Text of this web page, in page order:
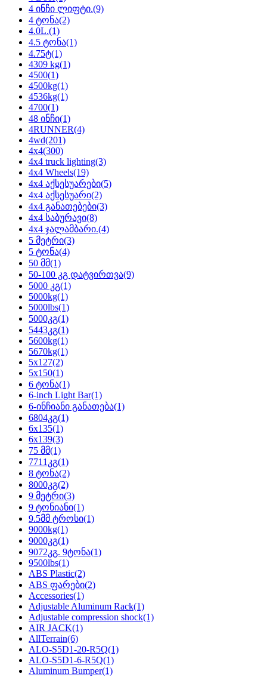
4 ინჩი ლიფტი.(9)
4 ტონა(2)
4.0L.(1)
4.5 ტონა(1)
4.75ტ(1)
4309 kg(1)
4500(1)
4500kg(1)
4536kg(1)
4700(1)
48 ინჩი(1)
4RUNNER(4)
4wd(201)
4x4(300)
4x4 truck lighting(3)
4x4 Wheels(19)
4x4 აქსესუარები(5)
4x4 აქსესუარი(2)
4x4 განათებები(3)
4x4 საბურავი(8)
4x4 ჯალამბარი.(4)
5 მეტრი(3)
5 ტონა(4)
50 მმ(1)
50-100 კგ დატვირთვა(9)
5000 კგ(1)
5000kg(1)
5000lbs(1)
5000კგ(1)
5443კგ(1)
5600kg(1)
5670kg(1)
5x127(2)
5x150(1)
6 ტონა(1)
6-inch Light Bar(1)
6-ინჩიანი განათება(1)
6804კგ(1)
6x135(1)
6x139(3)
75 მმ(1)
7711კგ(1)
8 ტონა(2)
8000კგ(2)
9 მეტრი(3)
9 ტონიანი(1)
9.5მმ ტროსი(1)
9000kg(1)
9000კგ(1)
9072კგ. 9ტონა(1)
9500lbs(1)
ABS Plastic(2)
ABS ფარები(2)
Accessories(1)
Adjustable Aluminum Rack(1)
Adjustable compression shock(1)
AIR JACK(1)
AllTerrain(6)
ALO-S5D1-20-R5Q(1)
ALO-S5D1-6-R5Q(1)
Aluminum Bumper(1)